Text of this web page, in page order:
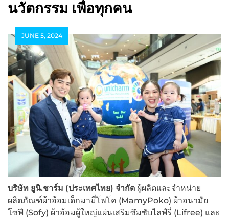
นวัตกรรม เพื่อทุกคน
JUNE 5, 2024
บริษัท ยูนิ.ชาร์ม (ประเทศไทย) จำกัด ผู้ผลิตและจำหน่าย
ผลิตภัณฑ์ผ้าอ้อมเด็กมามี่โพโค (MamyPoko) ผ้าอนามัย
โซฟี (Sofy) ผ้าอ้อมผู้ใหญ่แผ่นเสริมซึมซับไลฟ์รี่ (Lifree) และ